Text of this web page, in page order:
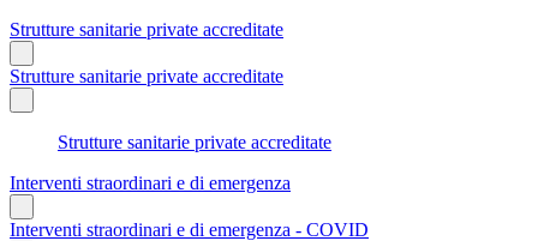
Strutture sanitarie private accreditate
Strutture sanitarie private accreditate
Strutture sanitarie private accreditate
Interventi straordinari e di emergenza
Interventi straordinari e di emergenza - COVID